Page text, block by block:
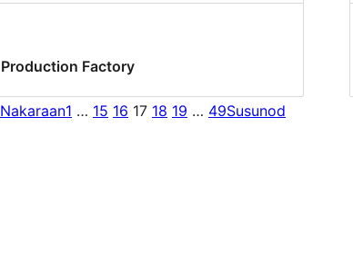
Production Factory
Nakaraan1 … 15 16 17 18 19 … 49Susunod